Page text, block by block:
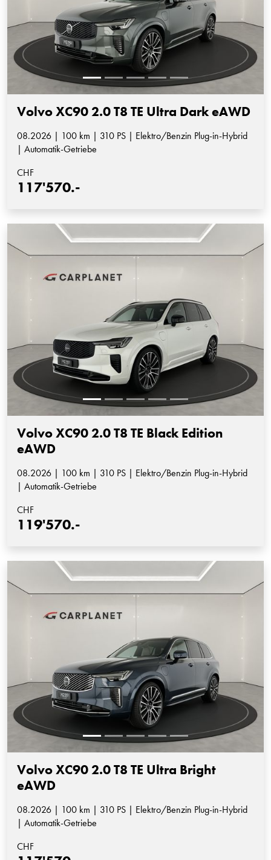
Volvo XC90 2.0 T8 TE Ultra Dark eAWD
08.2026 | 100 km | 310 PS | Elektro/Benzin Plug-in-Hybrid
| Automatik-Getriebe
CHF
117'570.-
Volvo XC90 2.0 T8 TE Black Edition
eAWD
08.2026 | 100 km | 310 PS | Elektro/Benzin Plug-in-Hybrid
| Automatik-Getriebe
CHF
119'570.-
Volvo XC90 2.0 T8 TE Ultra Bright
eAWD
08.2026 | 100 km | 310 PS | Elektro/Benzin Plug-in-Hybrid
| Automatik-Getriebe
CHF